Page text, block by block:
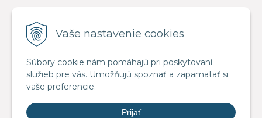
Vaše nastavenie cookies
Súbory cookie nám pomáhajú pri poskytovaní
služieb pre vás. Umožňujú spoznať a zapamätať si
vaše preferencie.
Prijať
e-mail: info@trigona.sk
VŠETKO O NÁKUPE